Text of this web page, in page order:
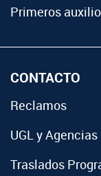
Primeros
CONTACTO
Reclamos
UGL y Agencias
Traslados